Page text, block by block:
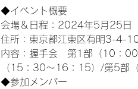
◆イベント概要
会場＆日程：2024年5月25日
住所：東京都江東区有明3-4-
内容：握手会　第1部（10：
（15：30～16：15）/第5部
◆参加メンバー